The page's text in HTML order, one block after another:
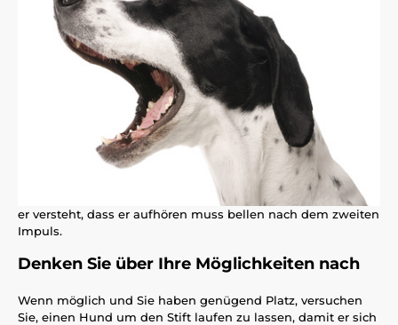
er versteht, dass er aufhören muss bellen nach dem zweiten
Impuls.
Denken Sie über Ihre Möglichkeiten nach
Wenn möglich und Sie haben genügend Platz, versuchen
Sie, einen Hund um den Stift laufen zu lassen, damit er sich